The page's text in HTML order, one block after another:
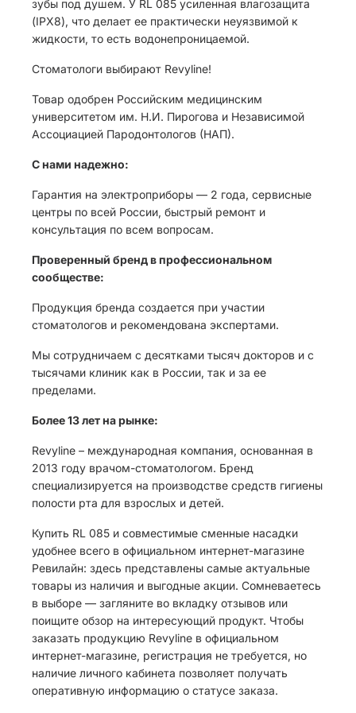
зубы под душем. У RL 085 усиленная влагозащита
(IPX8), что делает ее практически неуязвимой к
жидкости, то есть водонепроницаемой.
Стоматологи выбирают Revyline!
Товар одобрен Российским медицинским
университетом им. Н.И. Пирогова и Независимой
Ассоциацией Пародонтологов (НАП).
С нами надежно:
Гарантия на электроприборы — 2 года, сервисные
центры по всей России, быстрый ремонт и
консультация по всем вопросам.
Проверенный бренд в профессиональном
сообществе:
Продукция бренда создается при участии
стоматологов и рекомендована экспертами.
Мы сотрудничаем с десятками тысяч докторов и с
тысячами клиник как в России, так и за ее
пределами.
Более 13 лет на рынке:
Revyline – международная компания, основанная в
2013 году врачом-стоматологом. Бренд
специализируется на производстве средств гигиены
полости рта для взрослых и детей.
Купить RL 085 и совместимые сменные насадки
удобнее всего в официальном интернет-магазине
Ревилайн: здесь представлены самые актуальные
товары из наличия и выгодные акции. Сомневаетесь
в выборе — загляните во вкладку отзывов или
поищите обзор на интересующий продукт. Чтобы
заказать продукцию Revyline в официальном
интернет-магазине, регистрация не требуется, но
наличие личного кабинета позволяет получать
оперативную информацию о статусе заказа.